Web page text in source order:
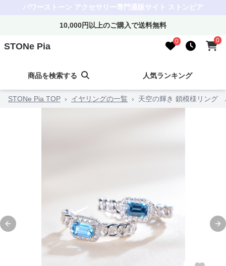
パワーストーン アクセサリー専門通販サイト ストンピア
10,000円以上のご購入で送料無料
STONe Pia 0 0
商品を検索する 人気ランキング
STONe Pia TOP › イヤリングの一覧 › 天空の輝き 鎖模様リング
Previous slide